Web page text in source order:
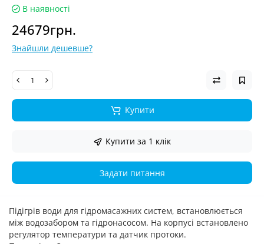
В наявності
24679грн.
Знайшли дешевше?
Купити
Купити за 1 клiк
Задати питання
Підігрів води для гідромасажних систем, встановлюється
між водозабором та гідронасосом. На корпусі встановлено
регулятор температури та датчик протоки.